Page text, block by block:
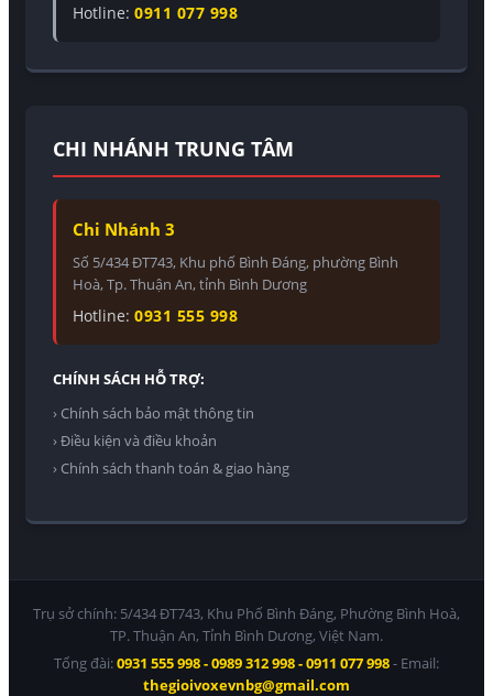
Hotline: 0911 077 998
CHI NHÁNH TRUNG TÂM
Chi Nhánh 3
Số 5/434 ĐT743, Khu phố Bình Đáng, phường Bình
Hoà, Tp. Thuận An, tỉnh Bình Dương
Hotline: 0931 555 998
CHÍNH SÁCH HỖ TRỢ:
› Chính sách bảo mật thông tin
› Điều kiện và điều khoản
› Chính sách thanh toán & giao hàng
Trụ sở chính: 5/434 ĐT743, Khu Phố Bình Đáng, Phường Bình Hoà,
TP. Thuận An, Tỉnh Bình Dương, Việt Nam.
Tổng đài:0931 555 998 - 0989 312 998 - 0911 077 998- Email:
thegioivoxevnbg@gmail.com